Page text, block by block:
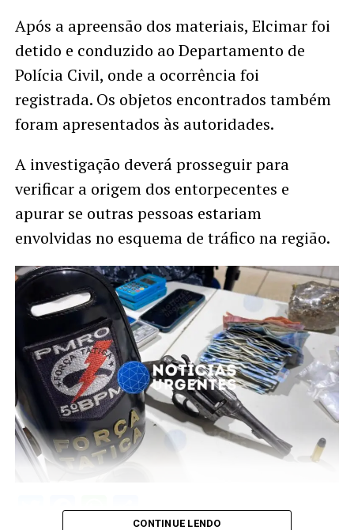
Após a apreensão dos materiais, Elcimar foi
detido e conduzido ao Departamento de
Polícia Civil, onde a ocorrência foi
registrada. Os objetos encontrados também
foram apresentados às autoridades.
A investigação deverá prosseguir para
verificar a origem dos entorpecentes e
apurar se outras pessoas estariam
envolvidas no esquema de tráfico na região.
Twitter
Facebook
WhatsApp
Share
CONTINUE LENDO